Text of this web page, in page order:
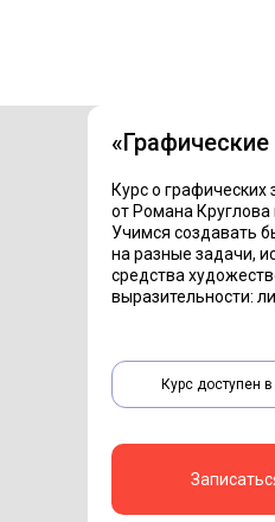
Курс о графических
от Романа
Учимся создавать
на разные задачи,
средства
выразительности:
Курс доступен